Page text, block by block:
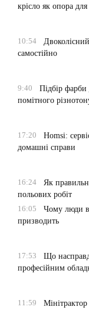
крісло як опора
10:54
самостійно
9:40
Підбір фарби
помітного
17:20
Homsi:
домашні справи
16:24
Як
польових робіт
16:05
Чому люди
призводить
17:53
Що
професійним
11:59